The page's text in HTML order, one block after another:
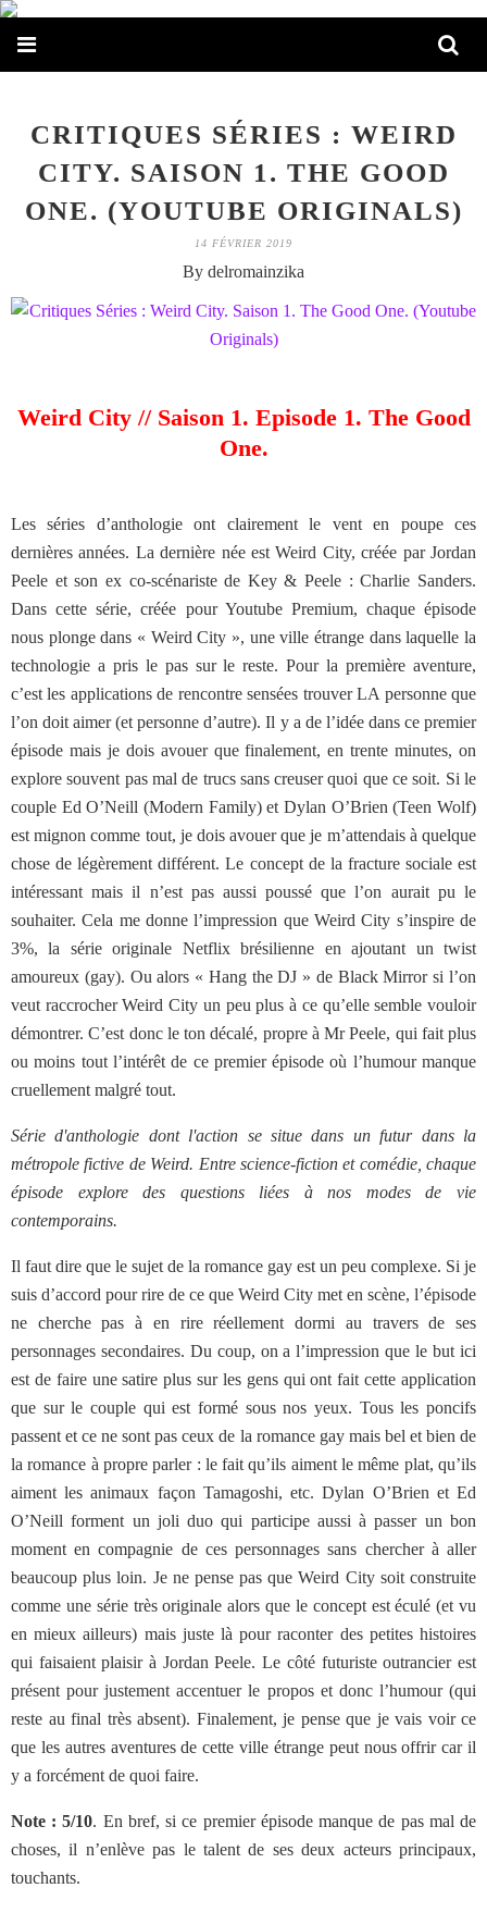
CRITIQUES SÉRIES : WEIRD
CITY. SAISON 1. THE GOOD
ONE. (YOUTUBE ORIGINALS)
14 FÉVRIER 2019
By delromainzika
Weird City // Saison 1. Episode 1. The Good
One.
Les séries d’anthologie ont clairement le vent en poupe ces
dernières années. La dernière née est Weird City, créée par Jordan
Peele et son ex co-scénariste de Key & Peele : Charlie Sanders.
Dans cette série, créée pour Youtube Premium, chaque épisode
nous plonge dans « Weird City », une ville étrange dans laquelle la
technologie a pris le pas sur le reste. Pour la première aventure,
c’est les applications de rencontre sensées trouver LA personne que
l’on doit aimer (et personne d’autre). Il y a de l’idée dans ce premier
épisode mais je dois avouer que finalement, en trente minutes, on
explore souvent pas mal de trucs sans creuser quoi que ce soit. Si le
couple Ed O’Neill (Modern Family) et Dylan O’Brien (Teen Wolf)
est mignon comme tout, je dois avouer que je m’attendais à quelque
chose de légèrement différent. Le concept de la fracture sociale est
intéressant mais il n’est pas aussi poussé que l’on aurait pu le
souhaiter. Cela me donne l’impression que Weird City s’inspire de
3%, la série originale Netflix brésilienne en ajoutant un twist
amoureux (gay). Ou alors « Hang the DJ » de Black Mirror si l’on
veut raccrocher Weird City un peu plus à ce qu’elle semble vouloir
démontrer. C’est donc le ton décalé, propre à Mr Peele, qui fait plus
ou moins tout l’intérêt de ce premier épisode où l’humour manque
cruellement malgré tout.
Série d'anthologie dont l'action se situe dans un futur dans la
métropole fictive de Weird. Entre science-fiction et comédie, chaque
épisode explore des questions liées à nos modes de vie
contemporains.
Il faut dire que le sujet de la romance gay est un peu complexe. Si je
suis d’accord pour rire de ce que Weird City met en scène, l’épisode
ne cherche pas à en rire réellement dormi au travers de ses
personnages secondaires. Du coup, on a l’impression que le but ici
est de faire une satire plus sur les gens qui ont fait cette application
que sur le couple qui est formé sous nos yeux. Tous les poncifs
passent et ce ne sont pas ceux de la romance gay mais bel et bien de
la romance à propre parler : le fait qu’ils aiment le même plat, qu’ils
aiment les animaux façon Tamagoshi, etc. Dylan O’Brien et Ed
O’Neill forment un joli duo qui participe aussi à passer un bon
moment en compagnie de ces personnages sans chercher à aller
beaucoup plus loin. Je ne pense pas que Weird City soit construite
comme une série très originale alors que le concept est éculé (et vu
en mieux ailleurs) mais juste là pour raconter des petites histoires
qui faisaient plaisir à Jordan Peele. Le côté futuriste outrancier est
présent pour justement accentuer le propos et donc l’humour (qui
reste au final très absent). Finalement, je pense que je vais voir ce
que les autres aventures de cette ville étrange peut nous offrir car il
y a forcément de quoi faire.
Note : 5/10. En bref, si ce premier épisode manque de pas mal de
choses, il n’enlève pas le talent de ses deux acteurs principaux,
touchants.